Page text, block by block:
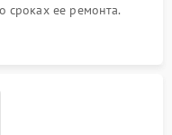
сроках ее ремонта.